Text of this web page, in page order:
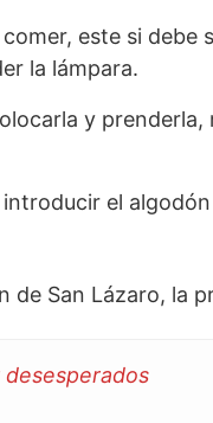
este si debe
la lámpara.
y
el
de San Lázaro, la